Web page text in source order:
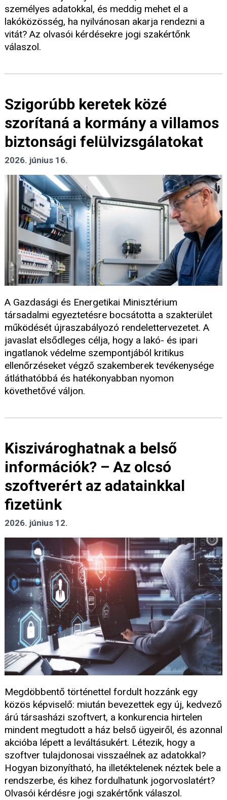
személyes adatokkal, és meddig mehet el a
lakóközösség, ha nyilvánosan akarja rendezni a
vitát? Az olvasói kérdésekre jogi szakértőnk
válaszol.
Szigorúbb keretek közé
szorítaná a kormány a villamos
biztonsági felülvizsgálatokat
2026. június 16.
A Gazdasági és Energetikai Minisztérium
társadalmi egyeztetésre bocsátotta a szakterület
működését újraszabályozó rendelettervezetet. A
javaslat elsődleges célja, hogy a lakó- és ipari
ingatlanok védelme szempontjából kritikus
ellenőrzéseket végző szakemberek tevékenysége
átláthatóbbá és hatékonyabban nyomon
követhetővé váljon.
Kiszivároghatnak a belső
információk? – Az olcsó
szoftverért az adatainkkal
fizetünk
2026. június 12.
Megdöbbentő történettel fordult hozzánk egy
közös képviselő: miután bevezettek egy új, kedvező
árú társasházi szoftvert, a konkurencia hirtelen
mindent megtudott a ház belső ügyeiről, és azonnal
akcióba lépett a leváltásukért. Létezik, hogy a
szoftver tulajdonosai visszaélnek az adatokkal?
Hogyan bizonyítható, ha illetéktelenek néztek bele a
rendszerbe, és kihez fordulhatunk jogorvoslatért?
Olvasói kérdésre jogi szakértőnk válaszol.